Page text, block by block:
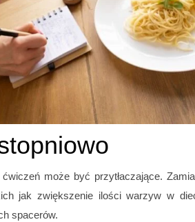
może być przytłaczające.
jak zwiększenie ilości warzyw w
spacerów.